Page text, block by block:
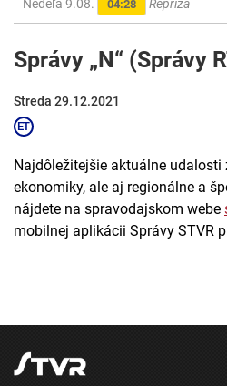
Nedeľa 9.08. 04:28 Repríza
Správy „N“ (Správy
Streda 29.12.2021
Najdôležitejšie aktuálne udalosti
ekonomiky, ale aj regionálne a
nájdete na spravodajskom webe
mobilnej aplikácii Správy STVR